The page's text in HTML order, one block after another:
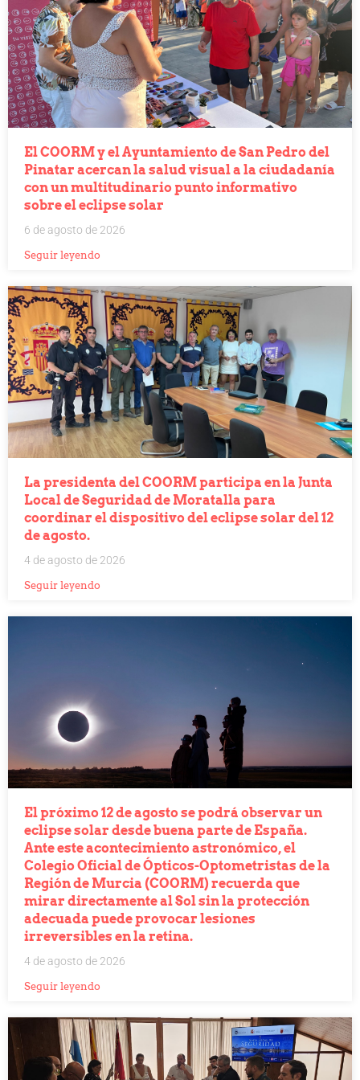
El COORM y el Ayuntamiento de San Pedro del
Pinatar acercan la salud visual a la ciudadanía
con un multitudinario punto informativo
sobre el eclipse solar
6 de agosto de 2026
Seguir leyendo
La presidenta del COORM participa en la Junta
Local de Seguridad de Moratalla para
coordinar el dispositivo del eclipse solar del 12
de agosto.
4 de agosto de 2026
Seguir leyendo
El próximo 12 de agosto se podrá observar un
eclipse solar desde buena parte de España.
Ante este acontecimiento astronómico, el
Colegio Oficial de Ópticos-Optometristas de la
Región de Murcia (COORM) recuerda que
mirar directamente al Sol sin la protección
adecuada puede provocar lesiones
irreversibles en la retina.
4 de agosto de 2026
Seguir leyendo